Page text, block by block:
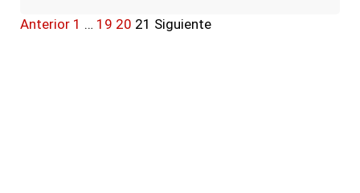
Anterior 1 … 19 20 21 Siguiente